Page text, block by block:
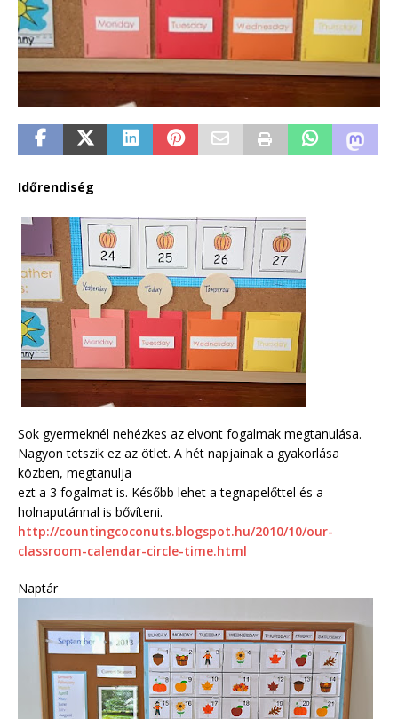
Időrendiség
Sok gyermeknél nehézkes az elvont fogalmak megtanulása.
Nagyon tetszik ez az ötlet. A hét napjainak a gyakorlása
közben, megtanulja
ezt a 3 fogalmat is. Később lehet a tegnapelőttel és a
holnaputánnal is bővíteni.
http://countingcoconuts.blogspot.hu/2010/10/our-
classroom-calendar-circle-time.html
Naptár